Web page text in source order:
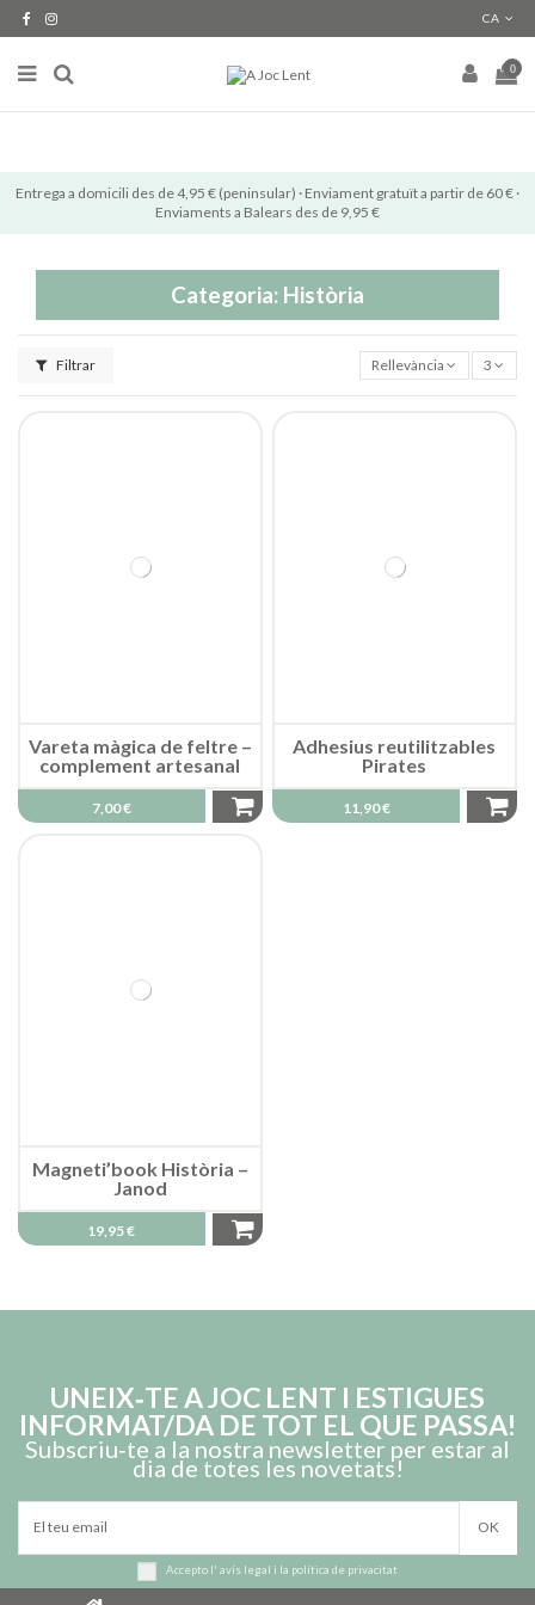
CA
0
Entrega a domicili des de 4,95 € (peninsular) · Enviament gratuït a partir de 60 € ·
Enviaments a Balears des de 9,95 €
Categoria: Història
Filtrar Rellevància 3
Vareta màgica de feltre –
complement artesanal
7,00 €
Adhesius reutilitzables
Pirates
11,90 €
Magneti’book Història –
Janod
19,95 €
UNEIX‑TE A JOC LENT I ESTIGUES
INFORMAT/DA DE TOT EL QUE PASSA!
Subscriu‑te a la nostra newsletter per estar al
dia de totes les novetats!
Accepto l' avís legal i la política de privacitat